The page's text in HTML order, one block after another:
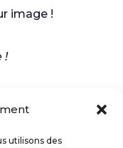
utilisons des
image !
!